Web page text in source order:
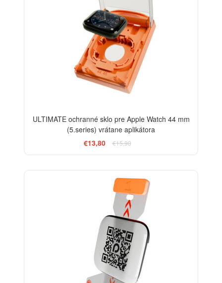
ULTIMATE ochranné sklo pre Apple Watch 44 mm
(5.series) vrátane aplikátora
€13,80
€15,90